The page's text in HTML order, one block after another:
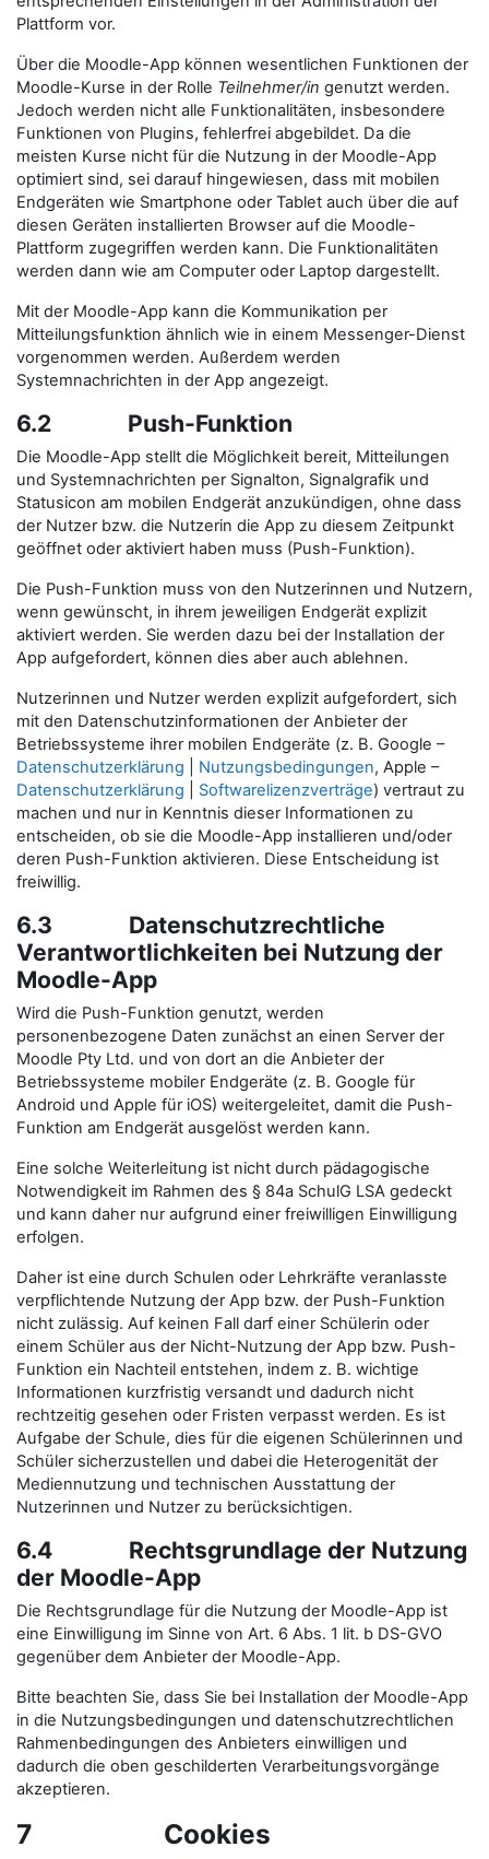
Plattform vor.
Über die Moodle-App können wesentlichen Funktionen der
Moodle-Kurse in der Rolle Teilnehmer/in genutzt werden.
Jedoch werden nicht alle Funktionalitäten, insbesondere
Funktionen von Plugins, fehlerfrei abgebildet. Da die
meisten Kurse nicht für die Nutzung in der Moodle-App
optimiert sind, sei darauf hingewiesen, dass mit mobilen
Endgeräten wie Smartphone oder Tablet auch über die auf
diesen Geräten installierten Browser auf die Moodle-
Plattform zugegriffen werden kann. Die Funktionalitäten
werden dann wie am Computer oder Laptop dargestellt.
Mit der Moodle-App kann die Kommunikation per
Mitteilungsfunktion ähnlich wie in einem Messenger-Dienst
vorgenommen werden. Außerdem werden
Systemnachrichten in der App angezeigt.
6.2 Push-Funktion
Die Moodle-App stellt die Möglichkeit bereit, Mitteilungen
und Systemnachrichten per Signalton, Signalgrafik und
Statusicon am mobilen Endgerät anzukündigen, ohne dass
der Nutzer bzw. die Nutzerin die App zu diesem Zeitpunkt
geöffnet oder aktiviert haben muss (Push-Funktion).
Die Push-Funktion muss von den Nutzerinnen und Nutzern,
wenn gewünscht, in ihrem jeweiligen Endgerät explizit
aktiviert werden. Sie werden dazu bei der Installation der
App aufgefordert, können dies aber auch ablehnen.
Nutzerinnen und Nutzer werden explizit aufgefordert, sich
mit den Datenschutzinformationen der Anbieter der
Betriebssysteme ihrer mobilen Endgeräte (z. B. Google –
Datenschutzerklärung
Nutzungsbedingungen, Apple –
Datenschutzerklärung
Softwarelizenzverträge) vertraut zu
machen und nur in Kenntnis dieser Informationen zu
entscheiden, ob sie die Moodle-App installieren und/oder
deren Push-Funktion aktivieren. Diese Entscheidung ist
freiwillig.
6.3 Datenschutzrechtliche
Verantwortlichkeiten bei Nutzung der
Moodle-App
Wird die Push-Funktion genutzt, werden
personenbezogene Daten zunächst an einen Server der
Moodle Pty Ltd. und von dort an die Anbieter der
Betriebssysteme mobiler Endgeräte (z. B. Google für
Android und Apple für iOS) weitergeleitet, damit die Push-
Funktion am Endgerät ausgelöst werden kann.
Eine solche Weiterleitung ist nicht durch pädagogische
Notwendigkeit im Rahmen des § 84a SchulG LSA gedeckt
und kann daher nur aufgrund einer freiwilligen Einwilligung
erfolgen.
Daher ist eine durch Schulen oder Lehrkräfte veranlasste
verpflichtende Nutzung der App bzw. der Push-Funktion
nicht zulässig. Auf keinen Fall darf einer Schülerin oder
einem Schüler aus der Nicht-Nutzung der App bzw. Push-
Funktion ein Nachteil entstehen, indem z. B. wichtige
Informationen kurzfristig versandt und dadurch nicht
rechtzeitig gesehen oder Fristen verpasst werden. Es ist
Aufgabe der Schule, dies für die eigenen Schülerinnen und
Schüler sicherzustellen und dabei die Heterogenität der
Mediennutzung und technischen Ausstattung der
Nutzerinnen und Nutzer zu berücksichtigen.
6.4 Rechtsgrundlage der Nutzung
der Moodle-App
Die Rechtsgrundlage für die Nutzung der Moodle-App ist
eine Einwilligung im Sinne von Art. 6 Abs. 1 lit. b DS-GVO
gegenüber dem Anbieter der Moodle-App.
Bitte beachten Sie, dass Sie bei Installation der Moodle-App
in die Nutzungsbedingungen und datenschutzrechtlichen
Rahmenbedingungen des Anbieters einwilligen und
dadurch die oben geschilderten Verarbeitungsvorgänge
akzeptieren.
7 Cookies